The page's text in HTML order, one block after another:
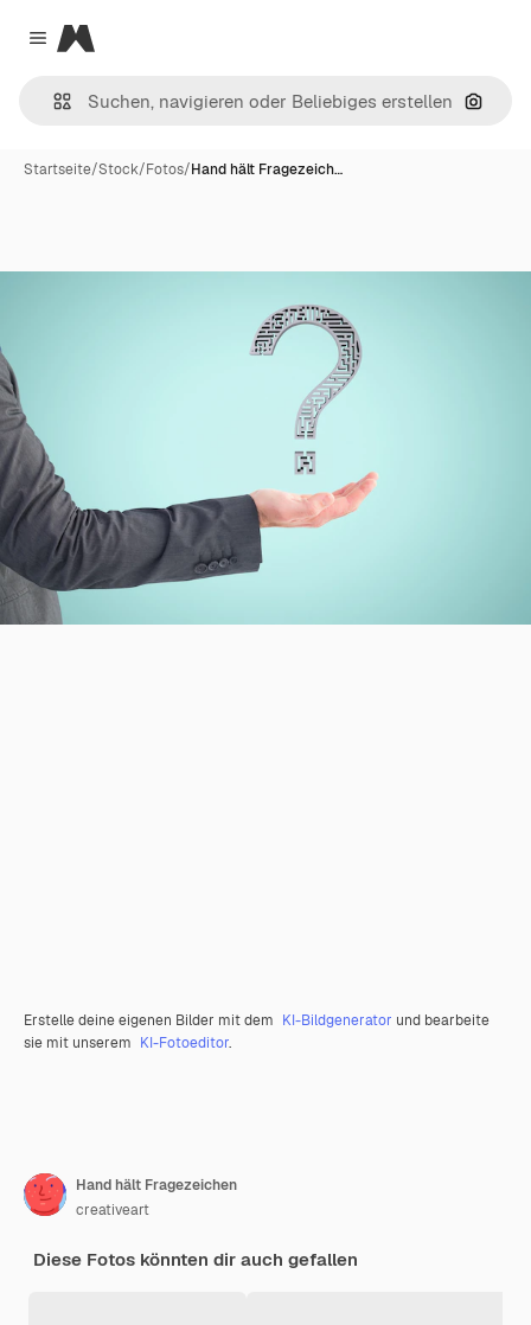
Close menu
Magnific
Nach
Startseite/Stock/Fotos/Hand hält Fragezeich…
Erstelle deine eigenen Bilder mit dem KI-Bildgenerator und bearbeite
sie mit unserem KI-Fotoeditor.
Hand hält Fragezeichen
creativeart
Diese Fotos könnten dir auch gefallen